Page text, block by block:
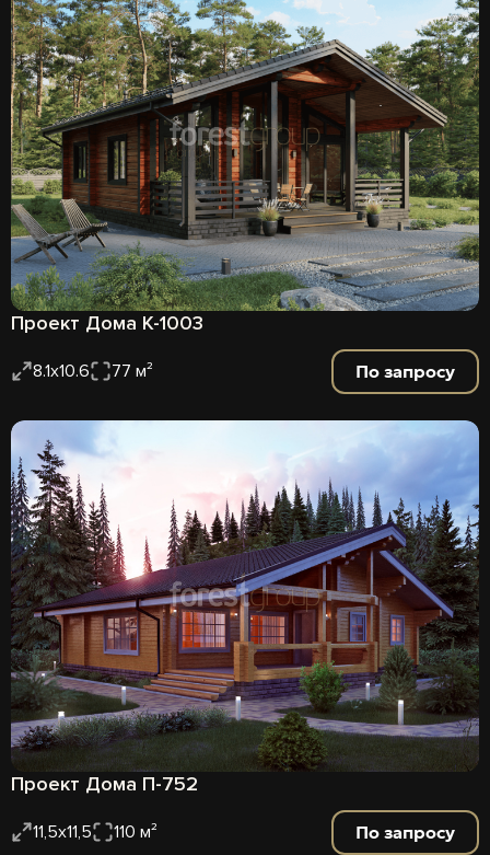
Проект Дома К-1003
8.1х10.6 77 м² По запросу
Проект Дома П-752
11,5х11,5 110 м² По запросу